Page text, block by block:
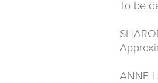
To be
ANNE